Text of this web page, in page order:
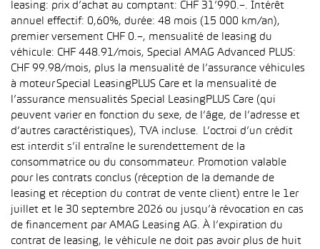
leasing: prix d’achat au comptant: CHF 31’990.–. Intérêt
annuel effectif: 0,60%, durée: 48 mois (15 000 km/an),
premier versement CHF 0.–, mensualité de leasing du
véhicule: CHF 448.91/mois, Special AMAG Advanced PLUS:
CHF 99.98/mois, plus la mensualité de l’assurance véhicules
à moteur Special LeasingPLUS Care et la mensualité de
l’assurance mensualités Special LeasingPLUS Care (qui
peuvent varier en fonction du sexe, de l’âge, de l’adresse et
d’autres caractéristiques), TVA incluse. L’octroi d’un crédit
est interdit s’il entraîne le surendettement de la
consommatrice ou du consommateur. Promotion valable
pour les contrats conclus (réception de la demande de
leasing et réception du contrat de vente client) entre le 1er
juillet et le 30 septembre 2026 ou jusqu’à révocation en cas
de financement par AMAG Leasing AG. À l’expiration du
contrat de leasing, le véhicule ne doit pas avoir plus de huit